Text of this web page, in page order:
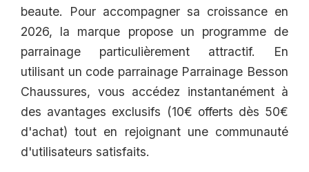
beaute. Pour accompagner sa croissance en
2026, la marque propose un programme de
parrainage particulièrement attractif. En
utilisant un code parrainage Parrainage Besson
Chaussures, vous accédez instantanément à
des avantages exclusifs (10€ offerts dès 50€
d'achat) tout en rejoignant une communauté
d'utilisateurs satisfaits.